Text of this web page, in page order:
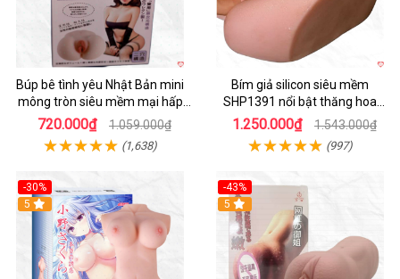
Búp bê tình yêu Nhật Bản mini
mông tròn siêu mềm mại hấp
dẫn
720.000₫ 1.059.000₫
(1,638)
Bím giả silicon siêu mềm
SHP1391 nổi bật thăng hoa
hoàn hảo
1.250.000₫ 1.543.000₫
(997)
-30%
Hot
5
-43%
5